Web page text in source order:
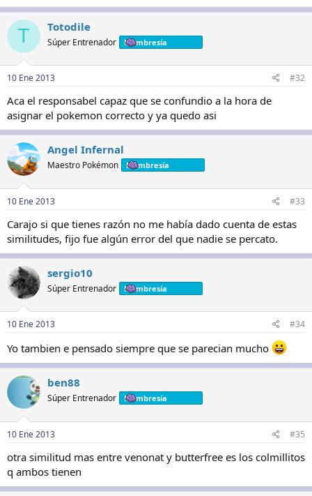
T Totodile
Súper Entrenador Membresía
10 Ene 2013 #32
Aca el responsabel capaz que se confundio a la hora de
asignar el pokemon correcto y ya quedo asi
Angel Infernal
Maestro Pokémon Membresía
10 Ene 2013 #33
Carajo si que tienes razón no me había dado cuenta de estas
similitudes, fijo fue algún error del que nadie se percato.
sergio10
Súper Entrenador Membresía
10 Ene 2013 #34
Yo tambien e pensado siempre que se parecian mucho
ben88
Súper Entrenador Membresía
10 Ene 2013 #35
otra similitud mas entre venonat y butterfree es los colmillitos
q ambos tienen